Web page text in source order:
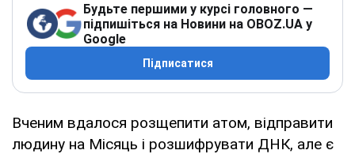
Будьте першими у курсі головного —
підпишіться на Новини на OBOZ.UA у
Google
Підписатися
Вченим вдалося розщепити атом, відправити
людину на Місяць і розшифрувати ДНК, але є